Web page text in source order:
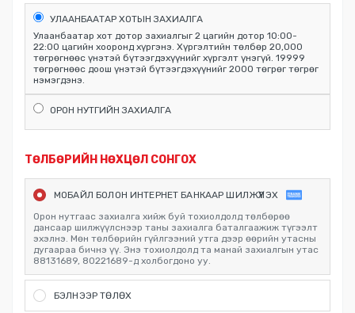
УЛААНБААТАР ХОТЫН ЗАХИАЛГА
Улаанбаатар хот дотор захиалгыг 2 цагийн дотор 10:00-
22:00 цагийн хооронд хүргэнэ. Хүргэлтийн төлбөр 20,000
төгрөгнөөс үнэтэй бүтээгдэхүүнийг хүргэлт үнэгүй. 19999
төгрөгнөөс доош үнэтэй бүтээгдэхүүнийг 2000 төгрөг төгрөг
нэмэгдэнэ.
ОРОН НУТГИЙН ЗАХИАЛГА
ТӨЛБӨРИЙН НӨХЦӨЛ СОНГОХ
МОБАЙЛ БОЛОН ИНТЕРНЕТ БАНКААР ШИЛЖҮҮЛЭХ
Орон нутгаас захиалга хийж буй тохиолдолд төлбөрөө
дансаар шилжүүлснээр таны захиалга баталгаажиж түгээлт
эхэлнэ. Мөн төлбөрийн гүйлгээний утга дээр өөрийн утасны
дугаараа бичнэ үү. Энэ тохиолдолд та манай захиалгын утас
88131689, 80221689-д холбогдоно уу.
БЭЛНЭЭР ТӨЛӨХ